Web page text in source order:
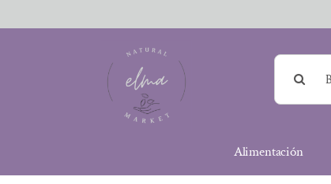
al
Buscar:
Alimentación